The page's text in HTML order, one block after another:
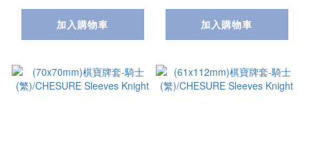
加入購物車 加入購物車